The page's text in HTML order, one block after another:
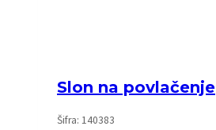
Slon na povlačenje
Šifra: 140383